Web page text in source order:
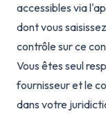
accessibles via
dont vous
contrôle sur ce
Vous êtes seul
fournisseur et le
dans votre